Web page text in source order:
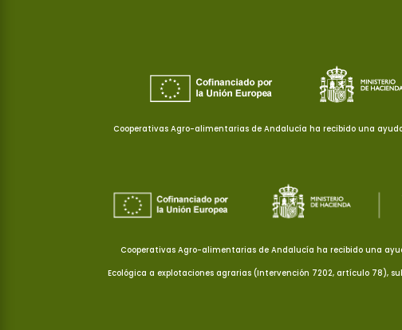
Cooperativas Agro-alimentarias de Andalucía ha recibido una ayuda
Cooperativas Agro-alimentarias de Andalucía ha recibido una
Ecológica a explotaciones agrarias (Intervención 7202, artículo 78),